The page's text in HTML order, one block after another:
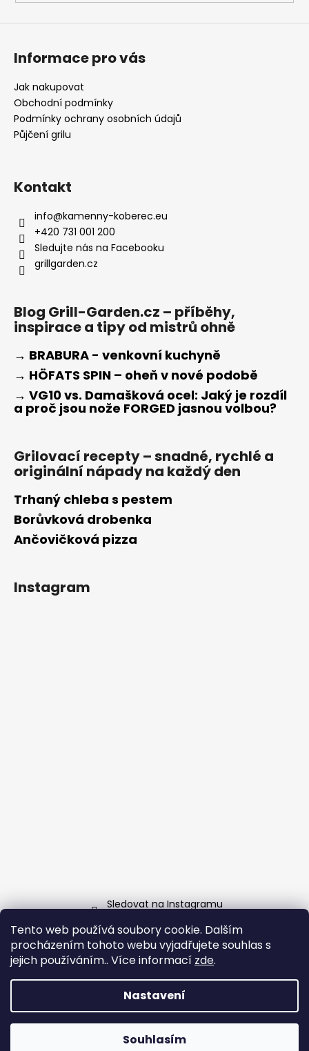
Tento web používá soubory cookie. Dalším
procházením tohoto webu vyjadřujete souhlas s
jejich používáním.. Více informací zde.
Nastavení
Souhlasím
Informace pro vás
Jak nakupovat
Obchodní podmínky
Podmínky ochrany osobních údajů
Půjčení grilu
Kontakt
info@kamenny-koberec.eu
+420 731 001 200
Sledujte nás na Facebooku
grillgarden.cz
Blog Grill-Garden.cz – příběhy,
inspirace a tipy od mistrů ohně
→ BRABURA - venkovní kuchyně
→ HÖFATS SPIN – oheň v nové podobě
→ VG10 vs. Damašková ocel: Jaký je rozdíl
a proč jsou nože FORGED jasnou volbou?
Grilovací recepty – snadné, rychlé a
originální nápady na každý den
Trhaný chleba s pestem
Borůvková drobenka
Ančovičková pizza
Instagram
Sledovat na Instagramu
Facebook
Copyright 2026Grill-Garden.cz. Všechna práva
vyhrazena.